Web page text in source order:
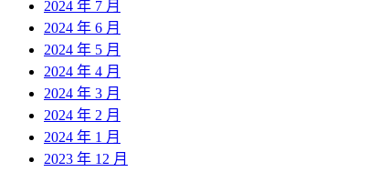
2024 年 7 月
2024 年 6 月
2024 年 5 月
2024 年 4 月
2024 年 3 月
2024 年 2 月
2024 年 1 月
2023 年 12 月